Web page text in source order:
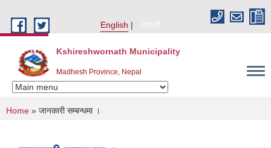
English
नेपाली
Kshireshwornath Municipality
Madhesh Province, Nepal
You are here
Home » जानकारी सम्बन्धमा ।